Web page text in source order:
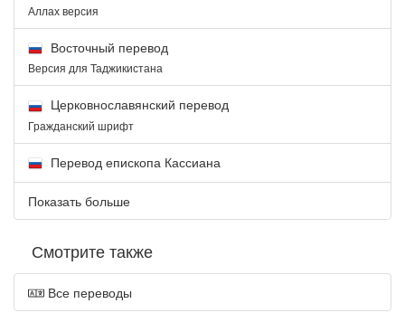
Аллах версия
Восточный перевод
Версия для Таджикистана
Церковнославянский перевод
Гражданский шрифт
Перевод епископа Кассиана
Показать больше
Смотрите также
Все переводы